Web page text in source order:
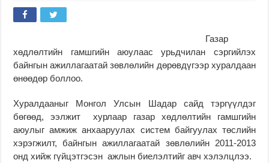
Газар
хөдлөлтийн гамшгийн аюулаас урьдчилан сэргийлэх
байнгын ажиллагаатай зөвлөлийн дөрөвдүгээр хуралдаан
өнөөдөр боллоо.
Хуралдааныг Монгол Улсын Шадар сайд тэргүүлдэг
бөгөөд, ээлжит хурлаар газар хөдлөлтийн гамшгийн
аюулыг амжиж анхааруулах систем байгуулах төслийн
хэрэгжилт, байнгын ажиллагаатай зөвлөлийн 2011-2013
онд хийж гүйцэтгэсэн ажлын биелэлтийг авч хэлэлцлээ.